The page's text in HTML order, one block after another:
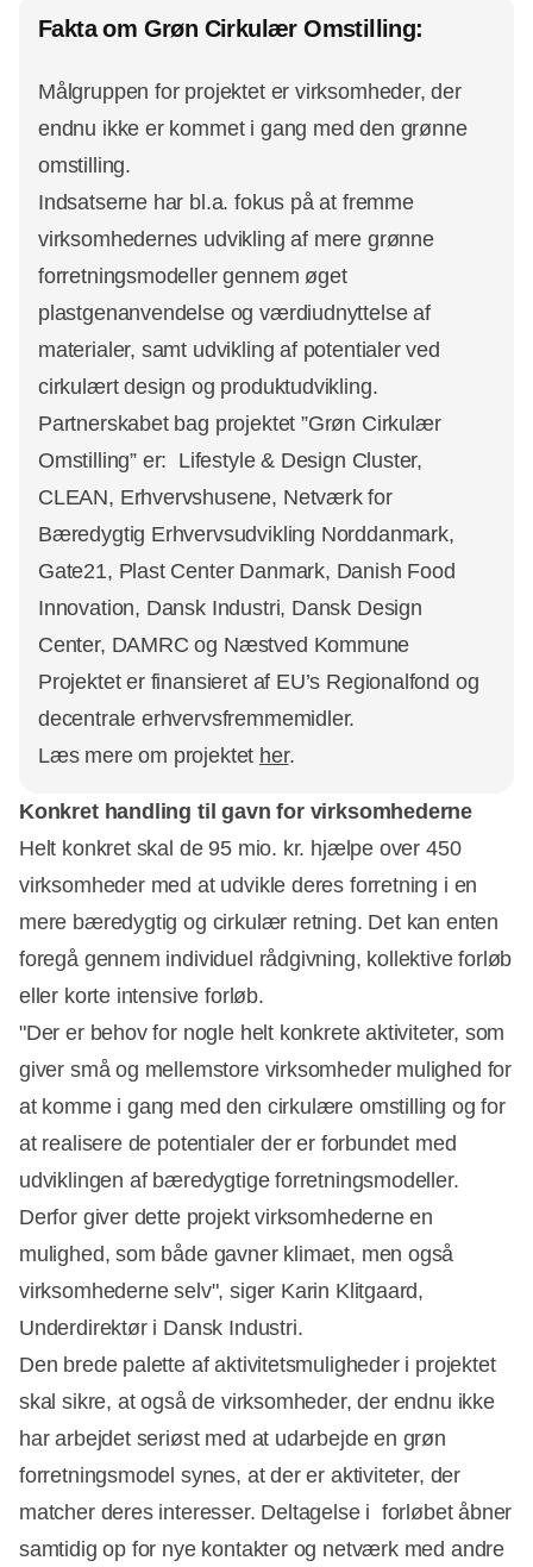
Fakta om Grøn Cirkulær Omstilling:
Målgruppen for projektet er virksomheder, der
endnu ikke er kommet i gang med den grønne
omstilling.
Indsatserne har bl.a. fokus på at fremme
virksomhedernes udvikling af mere grønne
forretningsmodeller gennem øget
plastgenanvendelse og værdiudnyttelse af
materialer, samt udvikling af potentialer ved
cirkulært design og produktudvikling.
Partnerskabet bag projektet ”Grøn Cirkulær
Omstilling” er: Lifestyle & Design Cluster,
CLEAN, Erhvervshusene, Netværk for
Bæredygtig Erhvervsudvikling Norddanmark,
Gate21, Plast Center Danmark, Danish Food
Innovation, Dansk Industri, Dansk Design
Center, DAMRC og Næstved Kommune
Projektet er finansieret af EU’s Regionalfond og
decentrale erhvervsfremmemidler.
Læs mere om projektet her.
Konkret handling til gavn for virksomhederne
Helt konkret skal de 95 mio. kr. hjælpe over 450
virksomheder med at udvikle deres forretning i en
mere bæredygtig og cirkulær retning. Det kan enten
foregå gennem individuel rådgivning, kollektive forløb
eller korte intensive forløb.
"Der er behov for nogle helt konkrete aktiviteter, som
giver små og mellemstore virksomheder mulighed for
at komme i gang med den cirkulære omstilling og for
at realisere de potentialer der er forbundet med
udviklingen af bæredygtige forretningsmodeller.
Derfor giver dette projekt virksomhederne en
mulighed, som både gavner klimaet, men også
virksomhederne selv", siger Karin Klitgaard,
Underdirektør i Dansk Industri.
Den brede palette af aktivitetsmuligheder i projektet
skal sikre, at også de virksomheder, der endnu ikke
har arbejdet seriøst med at udarbejde en grøn
forretningsmodel synes, at der er aktiviteter, der
matcher deres interesser. Deltagelse i forløbet åbner
samtidig op for nye kontakter og netværk med andre